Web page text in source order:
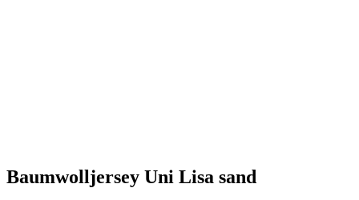
Baumwolljersey Uni Lisa sand